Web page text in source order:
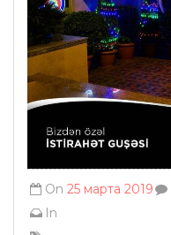
On 25 марта 2019
In